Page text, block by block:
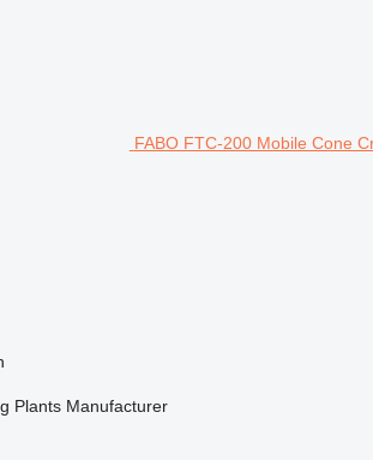
FABO FTC-200 Mobile Cone
Plants Manufacturer